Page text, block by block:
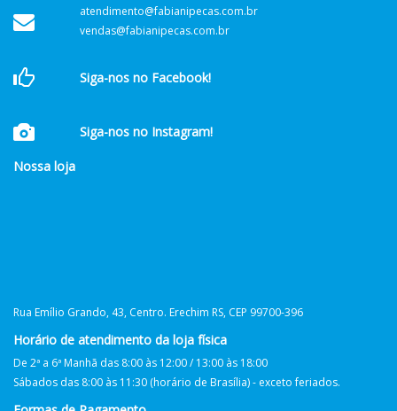
atendimento@fabianipecas.com.br
vendas@fabianipecas.com.br
Siga-nos no Facebook!
Siga-nos no Instagram!
Nossa loja
Rua Emílio Grando, 43, Centro. Erechim RS, CEP 99700-396
Horário de atendimento da loja física
De 2ª a 6ª Manhã das 8:00 às 12:00 / 13:00 às 18:00
Sábados das 8:00 às 11:30 (horário de Brasília) - exceto feriados.